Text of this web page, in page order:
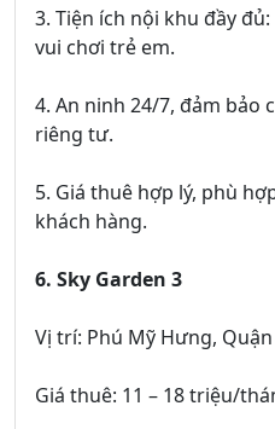
3. Tiện ích nội khu đầy
vui chơi trẻ em.
4. An ninh 24/7, đảm bảo
riêng tư.
5. Giá thuê hợp lý, phù
khách hàng.
6. Sky Garden 3
Vị trí: Phú Mỹ Hưng,
Giá thuê: 11 – 18 triệu/